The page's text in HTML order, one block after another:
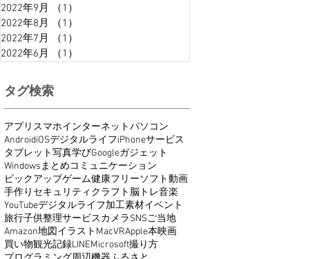
2022年9月
（1）
2022年8月
（1）
2022年7月
（1）
2022年6月
（1）
タグ検索
アプリ スマホインターネットパソコン
AndroidiOSデジタルライフiPhoneサービス
タブレット写真学びGoogleガジェット
Windowsまとめコミュニケーション
ピックアップゲーム健康フリーソフト動画
手作り セキュリティ クラフト脳トレ音楽
YouTubeデジタルライフ加工素材イベント
旅行子供整理サービスカメラSNSご当地
Amazon地図イラスト MacVRApple本映画
買い物観光記録LINEMicrosoft撮り方